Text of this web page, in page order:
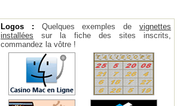
Logos : Quelques exemples devignettes
installées sur la fiche des sites inscrits,
commandez la vôtre !